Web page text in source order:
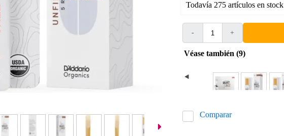
Todavía 275 artículos en
- +
Véase también (9)
Comparar